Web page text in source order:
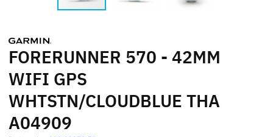
FORERUNNER 570 - 42MM
WIFI GPS
WHTSTN/CLOUDBLUE THA
A04909